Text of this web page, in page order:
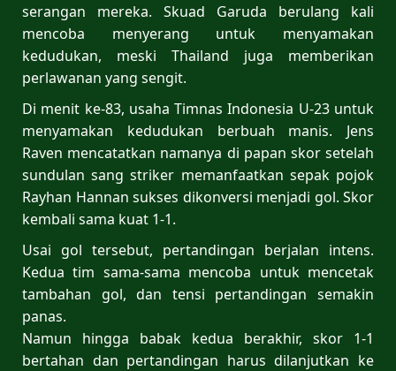
serangan mereka. Skuad Garuda berulang kali
mencoba menyerang untuk menyamakan
kedudukan, meski Thailand juga memberikan
perlawanan yang sengit.
Di menit ke-83, usaha Timnas Indonesia U-23 untuk
menyamakan kedudukan berbuah manis. Jens
Raven mencatatkan namanya di papan skor setelah
sundulan sang striker memanfaatkan sepak pojok
Rayhan Hannan sukses dikonversi menjadi gol. Skor
kembali sama kuat 1-1.
Usai gol tersebut, pertandingan berjalan intens.
Kedua tim sama-sama mencoba untuk mencetak
tambahan gol, dan tensi pertandingan semakin
panas.
Namun hingga babak kedua berakhir, skor 1-1
bertahan dan pertandingan harus dilanjutkan ke